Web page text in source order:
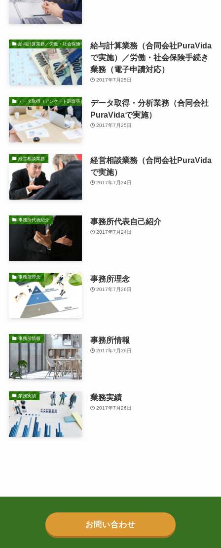
給与計算業務／労働・社会保険手続き業務給与計算業務（合同会社PuraVida
で実施）／労働・社会保険手続き
業務（電子申請対応）
2017年7月25日
データ取得（アンケート調査等）・分析業務データ取得・分析業務（合同会社
PuraVidaで実施）
2017年7月25日
経営相談業務
経営相談業務（合同会社PuraVida
で実施）
2017年7月24日
事務所代表紹介 事務所代表自己紹介
2017年7月24日
事務所理念 事務所理念
2017年7月26日
事務所情報 事務所情報
2017年7月26日
業務実績 業務実績
2017年7月26日
お問い合わせ